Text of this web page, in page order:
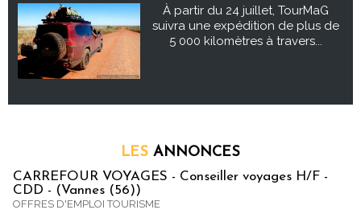
À partir du 24 juillet, TourMaG
suivra une expédition de plus de
5 000 kilomètres à travers...
LES ANNONCES
CARREFOUR VOYAGES - Conseiller voyages H/F -
CDD - (Vannes (56))
OFFRES D'EMPLOI TOURISME